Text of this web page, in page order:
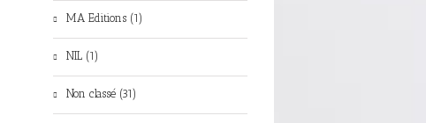
MA Editions (1)
NIL (1)
Non classé (31)